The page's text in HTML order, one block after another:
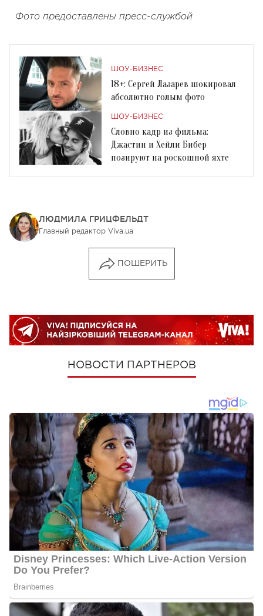
Фото предоставлены пресс-службой
ШОУ-БИЗНЕС
18+: Сергей Лазарев шокировал
абсолютно голым фото
ШОУ-БИЗНЕС
Словно кадр из фильма:
Джастин и Хейли Бибер
позируют на роскошной яхте
ЛЮДМИЛА ГРИЦФЕЛЬДТ
Главный редактор Viva.ua
ПОШЕРИТЬ
НОВОСТИ ПАРТНЕРОВ